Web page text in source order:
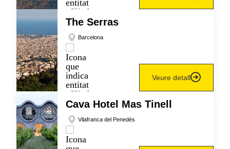
The Serras
Barcelona
Veure detall
Cava Hotel Mas Tinell
Vilafranca del Penedès